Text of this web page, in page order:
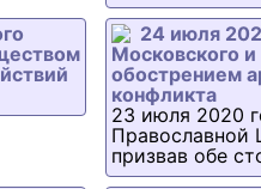
24 июля
Московского и
обострением
конфликта
23 июля 2020
Православной
призвав обе